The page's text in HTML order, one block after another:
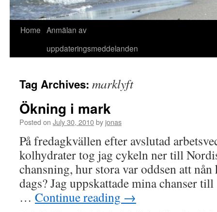
Home Anmälan av
uppdateringsmeddelanden
Tag Archives: marklyft
Ökning i mark
Posted on July 30, 2010by jonas
På fredagkvällen efter avslutad
kolhydrater tog jag cykeln ner till
chansning, hur stora var oddsen att nån
dags? Jag uppskattade mina chanser
… Continue reading →